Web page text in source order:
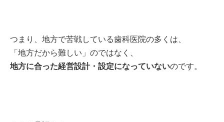
つまり、地方で苦戦している歯科医院の多くは、
「地方だから難しい」のではなく、
地方に合った経営設計・設定になっていないのです。